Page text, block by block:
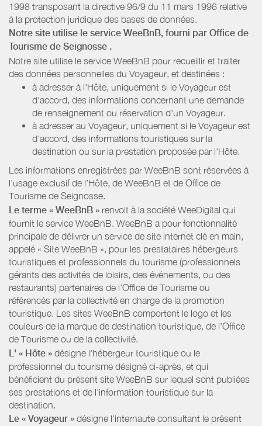
1998 transposant la directive 96/9 du 11 mars 1996 relative
à la protection juridique des bases de données.
Notre site utilise le service WeeBnB, fourni par Office de
Tourisme de Seignosse .
Notre site utilise le service WeeBnB pour recueillir et traiter
des données personnelles du Voyageur, et destinées :
à adresser à l'Hôte, uniquement si le Voyageur est
d'accord, des informations concernant une demande
de renseignement ou réservation d'un Voyageur.
à adresser au Voyageur, uniquement si le Voyageur est
d'accord, des informations touristiques sur la
destination ou sur la prestation proposée par l'Hôte.
Les informations enregistrées par WeeBnB sont réservées à
l’usage exclusif de l’Hôte, de WeeBnB et de Office de
Tourisme de Seignosse.
Le terme « WeeBnB » renvoit à la société WeeDigital qui
fournit le service WeeBnB. WeeBnB a pour fonctionnalité
principale de délivrer un service de site internet clé en main,
appelé « Site WeeBnB », pour les prestataires hébergeurs
touristiques et professionnels du tourisme (professionnels
gérants des activités de loisirs, des événements, ou des
restaurants) partenaires de l’Office de Tourisme ou
référencés par la collectivité en charge de la promotion
touristique. Les sites WeeBnB comportent le logo et les
couleurs de la marque de destination touristique, de l’Office
de Tourisme ou de la collectivité.
L' « Hôte » désigne l'hébergeur touristique ou le
professionnel du tourisme désigné ci-après, et qui
bénéficient du présent site WeeBnB sur lequel sont publiées
ses prestations et de l'information touristique sur la
destination.
Le « Voyageur » désigne l'internaute consultant le présent